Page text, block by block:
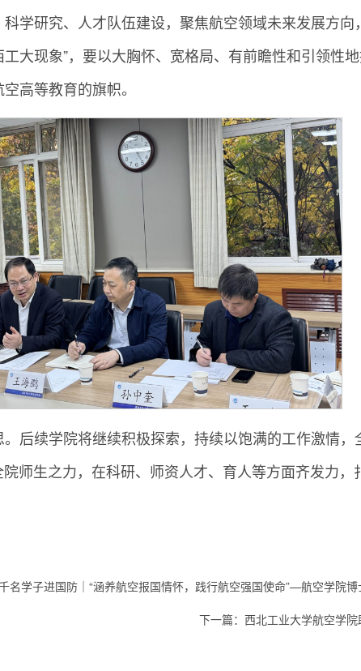
学研究、人才队伍建设，聚焦航空领域未来发展方向
大现象”，要以大胸怀、宽格局、有前瞻性和引领性
高等教育的旗帜。
后续学院将继续积极探索，持续以饱满的工作激情
师生之力，在科研、师资人才、育人等方面齐发力，
名学子进国防｜“涵养航空报国情怀，践行航空强国使命”—航空学院
下一篇： 西北工业大学航空学